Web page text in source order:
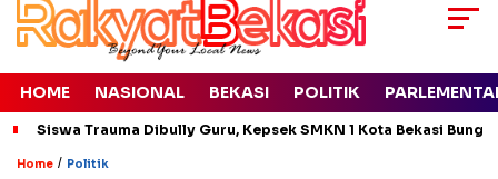
HOME NASIONAL BEKASI POLITIK
Siswa Trauma Dibully Guru, Kepsek SMKN 1 Kota Bekasi
Home / Politik